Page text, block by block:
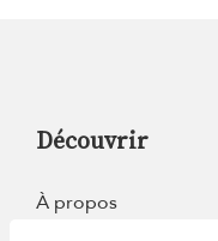
Découvrir
À propos